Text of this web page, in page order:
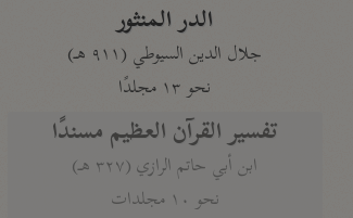
الدر المنثور
جلال الدين السيوطي (٩١١ هـ)
نحو ١٣ مجلدًا
تفسير القرآن العظيم مسندًا
ابن أبي حاتم الرازي (٣٢٧ هـ)
نحو ١٠ مجلدات